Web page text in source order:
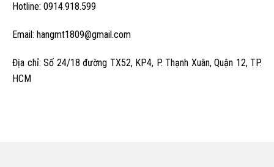
Hotline: 0914.918.599
Email: hangmt1809@gmail.com
Địa chỉ: Số 24/18 đường TX52, KP4, P. Thạnh Xuân, Quận 12, TP.
HCM